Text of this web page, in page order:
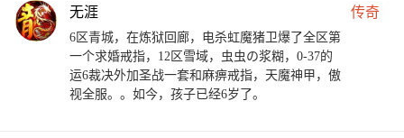
无涯 传奇
6区青城，在炼狱回廊，电杀虹魔猪卫爆了全区第
一个求婚戒指，12区雪域，虫虫の浆糊，0-37的
运6裁决外加圣战一套和麻痹戒指，天魔神甲，傲
视全服。。如今，孩子已经6岁了。